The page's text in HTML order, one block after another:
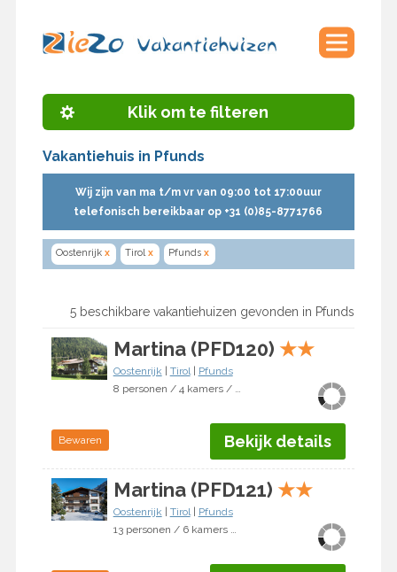
Klik om te filteren
Vakantiehuis in Pfunds
Wij zijn van ma t/m vr van 09:00 tot 17:00uur
telefonisch bereikbaar op +31 (0)85-8771766
Oostenrijk x Tirol x Pfunds x
5 beschikbare vakantiehuizen gevonden in Pfunds
Martina (PFD120) ★★
Oostenrijk Tirol| Pfunds
8 personen / 4 kamers / 3 slaapkamers
Bewaren Bekijk details
Martina (PFD121) ★★
Oostenrijk Tirol| Pfunds
13 personen / 6 kamers / 5 slaapkamers